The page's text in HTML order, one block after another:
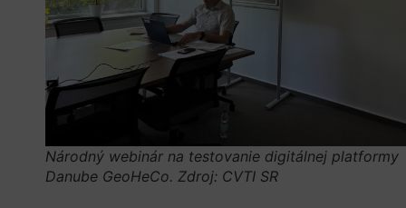
Národný webinár na testovanie digitálnej platformy
Danube GeoHeCo. Zdroj: CVTI SR